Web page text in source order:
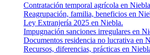
Contratación temporal agrícola en
Reagrupación, familia, beneficios en
Ley Extranjería 2025 en Niebla.
Impugnación sanciones irregulares en
Documentos residencia no lucrativa en
Recursos, diferencias, prácticas en